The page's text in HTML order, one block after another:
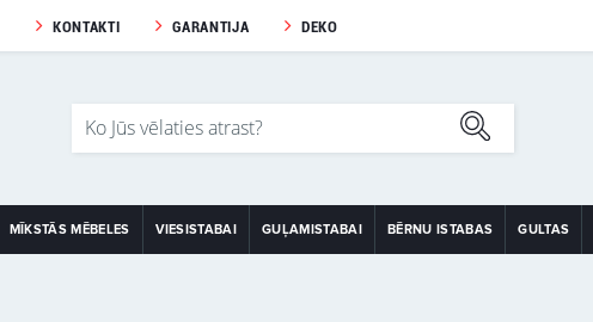
KONTAKTI GARANTIJA DEKO
MĪKSTĀS MĒBELES VIESISTABAI GUĻAMISTABAI BĒRNU ISTABAS GULTAS